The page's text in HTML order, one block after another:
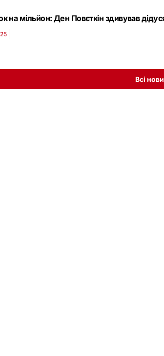
на мільйон: Ден Повєткін здивував
Всі